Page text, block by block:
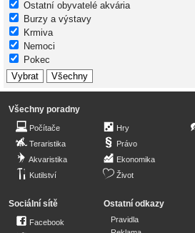
Ostatní obyvatelé akvária
Burzy a výstavy
Krmiva
Nemoci
Pokec
Všechny poradny
Počítače
Teraristika
Akvaristika
Kutilství
Hry
Právo
Ekonomika
Život
Sociální sítě
Facebook
Ostatní odkazy
Pravidla